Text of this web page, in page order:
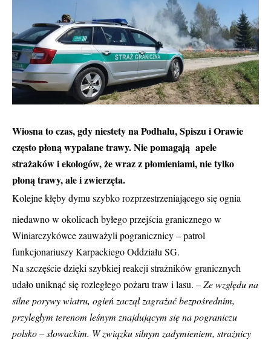
Wiosna to czas, gdy niestety na Podhalu, Spiszu i Orawie
często płoną wypalane trawy. Nie pomagają apele
strażaków i ekologów, że wraz z płomieniami, nie tylko
płoną trawy, ale i zwierzęta.
Kolejne kłęby dymu szybko rozprzestrzeniającego się ognia
niedawno w okolicach byłego przejścia granicznego w
Winiarczykówce zauważyli pogranicznicy – patrol
funkcjonariuszy Karpackiego Oddziału SG.
Na szczęście dzięki szybkiej reakcji strażników granicznych
udało uniknąć się rozległego pożaru traw i lasu. –Ze względu na
silne porywy wiatru, ogień zaczął zagrażać bezpośrednim,
przyległym terenom leśnym znajdującym się na pograniczu
polsko – słowackim. W związku silnym zadymieniem, strażnicy